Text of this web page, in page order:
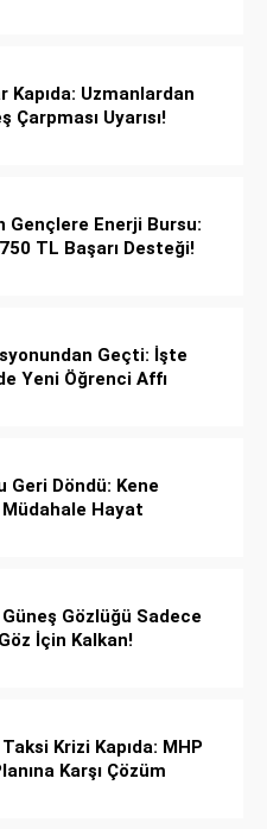
Kapıda: Uzmanlardan
Çarpması Uyarısı!
Gençlere Enerji Bursu:
TL Başarı Desteği!
Geçti: İşte
Yeni Öğrenci Affı
Geri Döndü: Kene
Müdahale Hayat
Güneş Gözlüğü Sadece
İçin Kalkan!
Krizi Kapıda: MHP
Karşı Çözüm